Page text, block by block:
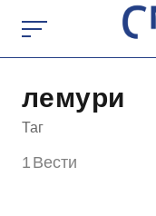
content
лемури
Таг
1 Вести